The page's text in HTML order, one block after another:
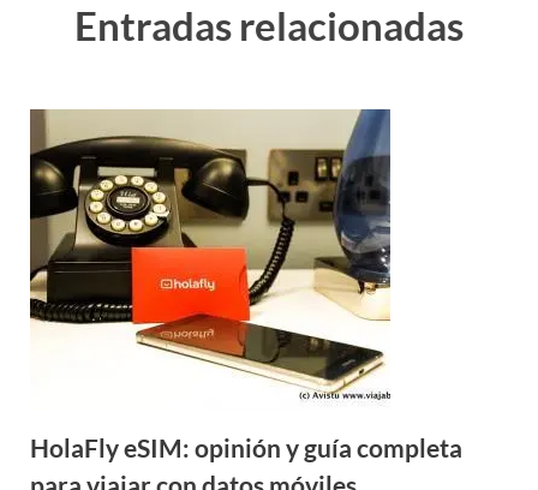
Entradas relacionadas
HolaFly eSIM: opinión y guía completa